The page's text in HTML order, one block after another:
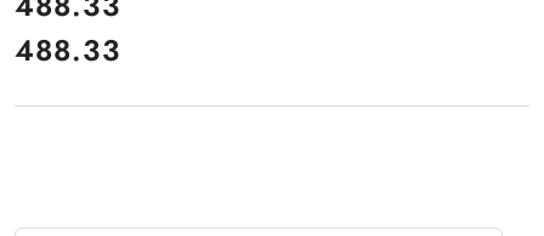
Cena:
488.33